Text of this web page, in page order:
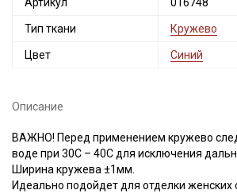
Тип ткани Кружево
Цвет Синий
Описание
ВАЖНО! Перед применением кружево
воде при 30С – 40С для исключения
Ширина кружева ±1мм.
Идеально подойдет для отделки женских